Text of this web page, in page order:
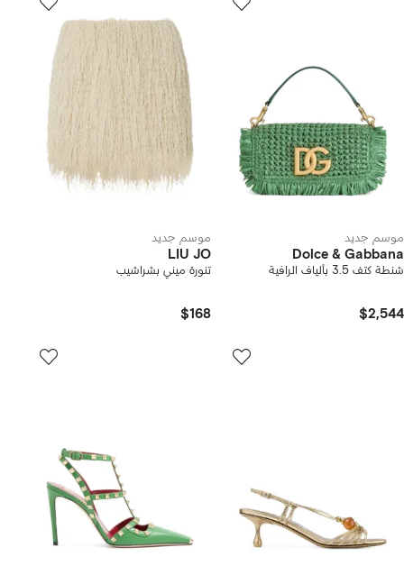
موسم جديد
Dolce & Gabbana
شنطة كتف 3.5 بألياف الرافية
$2,544
موسم جديد
LIU JO
تنورة ميني بشراشيب
$168